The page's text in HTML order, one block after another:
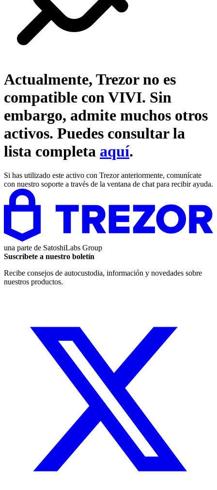
Actualmente, Trezor no es
compatible conVIVI. Sin
embargo, admite muchos otros
activos. Puedes consultar la
lista completa aquí.
Si has utilizado este activo con Trezor anteriormente, comunícate
con nuestro soporte a través de la ventana de chat para recibir ayuda.
una parte de SatoshiLabs Group
Suscríbete a nuestro boletín
Recibe consejos de autocustodia, información y novedades sobre
nuestros productos.